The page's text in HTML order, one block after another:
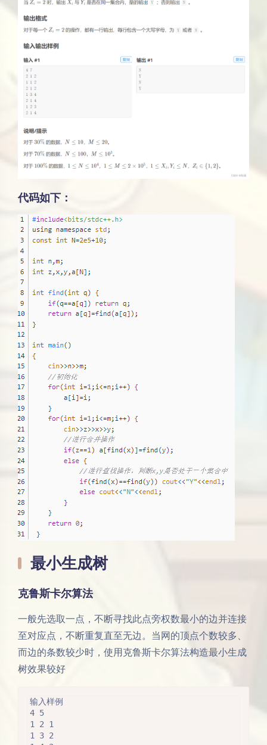
代码如下：
最小生成树
克鲁斯卡尔算法
一般先选取一点，不断寻找此点旁权数最小的边并连接
至对应点，不断重复直至无边。当网的顶点个数较多、
而边的条数较少时，使用克鲁斯卡尔算法构造最小生成
树效果较好
输入样例
4 5
1 2 1
1 3 2